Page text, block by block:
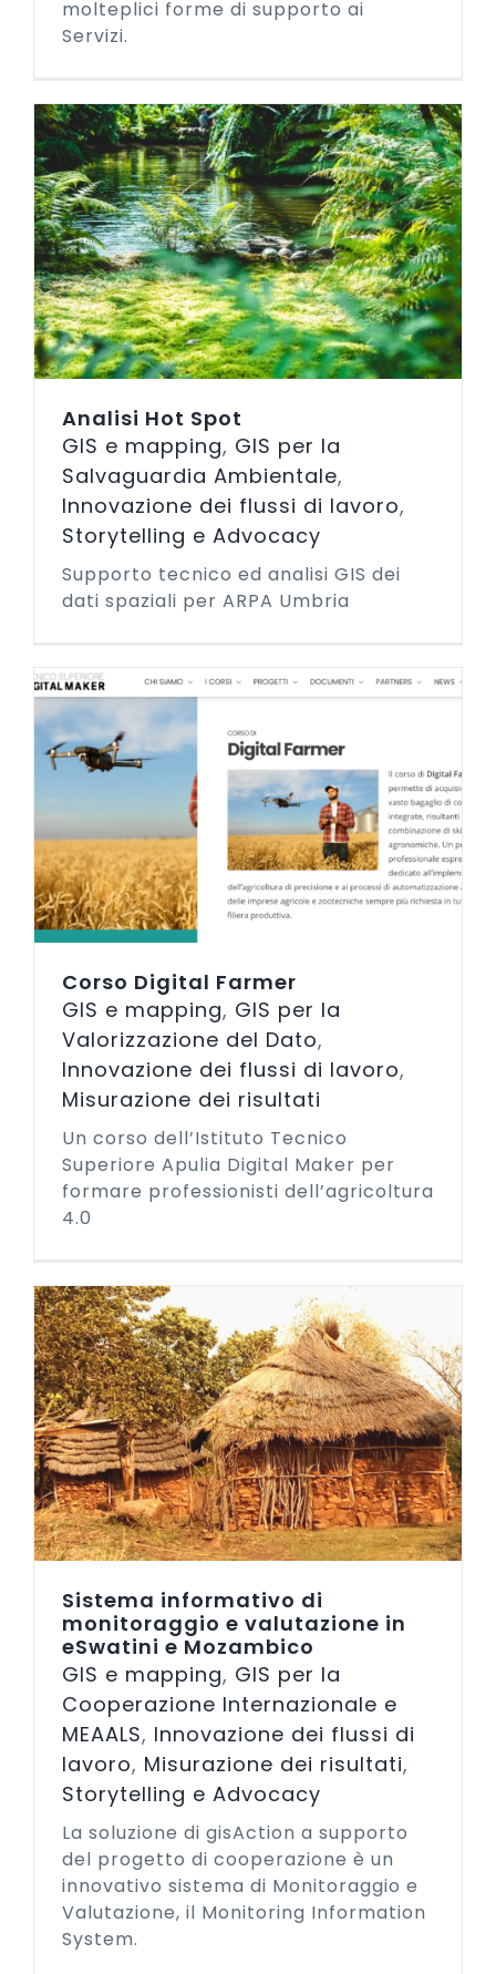
molteplici forme di supporto ai
Servizi.
Analisi Hot Spot
GIS e mapping, GIS per la
Salvaguardia Ambientale,
Innovazione dei flussi di lavoro,
Storytelling e Advocacy
Supporto tecnico ed analisi GIS dei
dati spaziali per ARPA Umbria
Corso Digital Farmer
GIS e mapping, GIS per la
Valorizzazione del Dato,
Innovazione dei flussi di lavoro,
Misurazione dei risultati
Un corso dell’Istituto Tecnico
Superiore Apulia Digital Maker per
formare professionisti dell’agricoltura
4.0
Sistema informativo di
monitoraggio e valutazione in
eSwatini e Mozambico
GIS e mapping, GIS per la
Cooperazione Internazionale e
MEAALS, Innovazione dei flussi di
lavoro, Misurazione dei risultati,
Storytelling e Advocacy
La soluzione di gisAction a supporto
del progetto di cooperazione è un
innovativo sistema di Monitoraggio e
Valutazione, il Monitoring Information
System.